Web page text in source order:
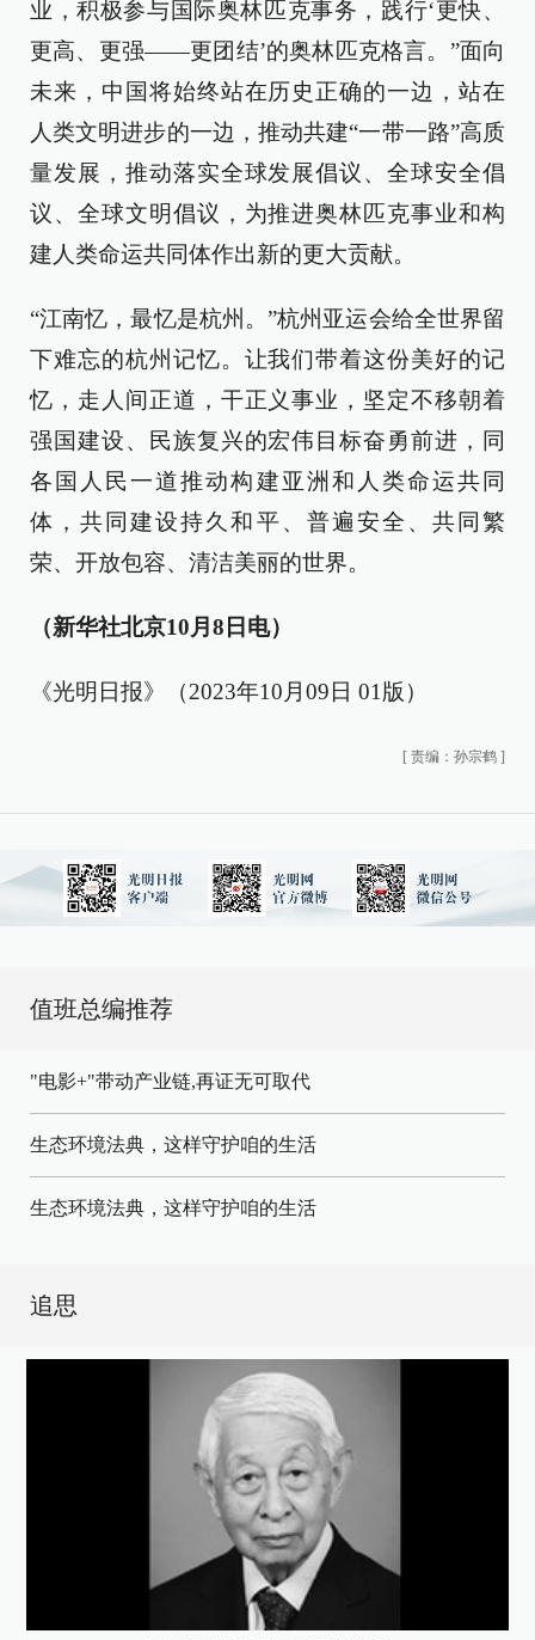
业，积极参与国际奥林匹克事务，践行‘更快、
更高、更强——更团结’的奥林匹克格言。”面向
未来，中国将始终站在历史正确的一边，站在
人类文明进步的一边，推动共建“一带一路”高质
量发展，推动落实全球发展倡议、全球安全倡
议、全球文明倡议，为推进奥林匹克事业和构
建人类命运共同体作出新的更大贡献。
“江南忆，最忆是杭州。”杭州亚运会给全世界留
下难忘的杭州记忆。让我们带着这份美好的记
忆，走人间正道，干正义事业，坚定不移朝着
强国建设、民族复兴的宏伟目标奋勇前进，同
各国人民一道推动构建亚洲和人类命运共同
体，共同建设持久和平、普遍安全、共同繁
荣、开放包容、清洁美丽的世界。
（新华社北京10月8日电）
《光明日报》（2023年10月09日 01版）
[ 责编：孙宗鹤 ]
值班总编推荐
"电影+"带动产业链,再证无可取代
生态环境法典，这样守护咱的生活
生态环境法典，这样守护咱的生活
追思